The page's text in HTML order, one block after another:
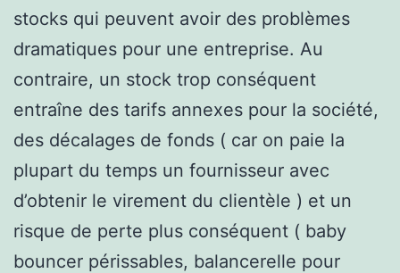
stocks qui peuvent avoir des problèmes
dramatiques pour une entreprise. Au
contraire, un stock trop conséquent
entraîne des tarifs annexes pour la société,
des décalages de fonds ( car on paie la
plupart du temps un fournisseur avec
d’obtenir le virement du clientèle ) et un
risque de perte plus conséquent ( baby
bouncer périssables, balancerelle pour